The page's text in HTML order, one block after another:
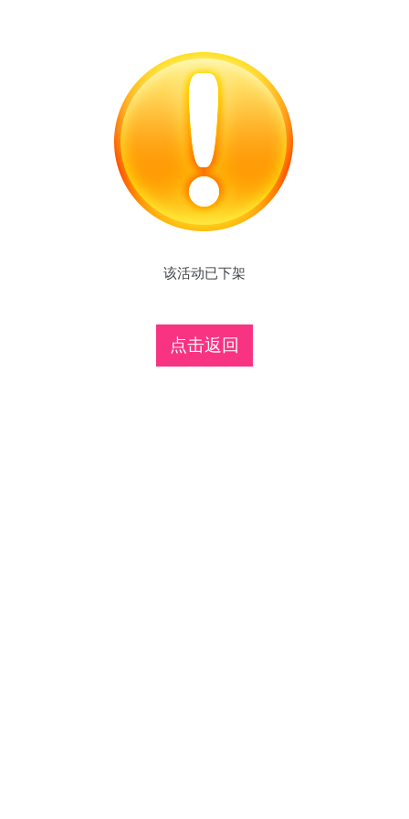
该活动已下架
点击返回